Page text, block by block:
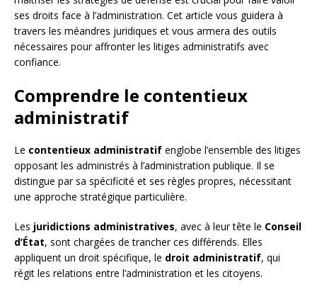
ses droits face à l’administration. Cet article vous guidera à
travers les méandres juridiques et vous armera des outils
nécessaires pour affronter les litiges administratifs avec
confiance.
Comprendre le contentieux
administratif
Le contentieux administratif englobe l’ensemble des litiges
opposant les administrés à l’administration publique. Il se
distingue par sa spécificité et ses règles propres, nécessitant
une approche stratégique particulière.
Les juridictions administratives, avec à leur tête le Conseil
d’État, sont chargées de trancher ces différends. Elles
appliquent un droit spécifique, le droit administratif, qui
régit les relations entre l’administration et les citoyens.